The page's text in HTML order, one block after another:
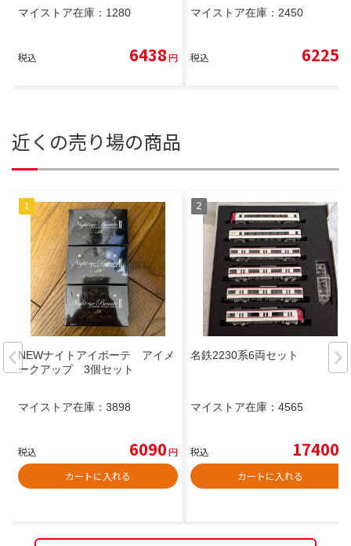
マイストア在庫： 1280
税込 6438円
マイストア在庫： 2450
税込 6225
近くの売り場の商品
NEWナイトアイボーテ アイメ
ークアップ 3個セット
マイストア在庫： 3898
税込 6090円
カートに入れる
名鉄2230系6両セット
マイストア在庫： 4565
税込 17400
カートに入れる